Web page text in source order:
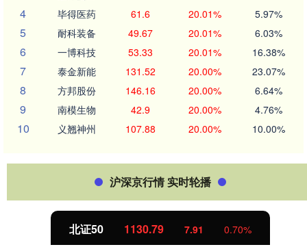
4 毕得医药 61.6 20.01% 5.97%
5 耐科装备 49.67 20.01% 6.03%
6 一博科技 53.33 20.01% 16.38%
7 泰金新能 131.52 20.00% 23.07%
8 方邦股份 146.16 20.00% 6.64%
9 南模生物 42.9 20.00% 4.76%
10 义翘神州 107.88 20.00% 10.00%
沪深京行情 实时轮播
北证50 1130.62 7.74 0.69%